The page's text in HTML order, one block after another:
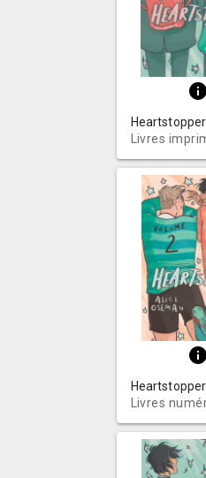
info
Heartstopper
Livres
info
Livres